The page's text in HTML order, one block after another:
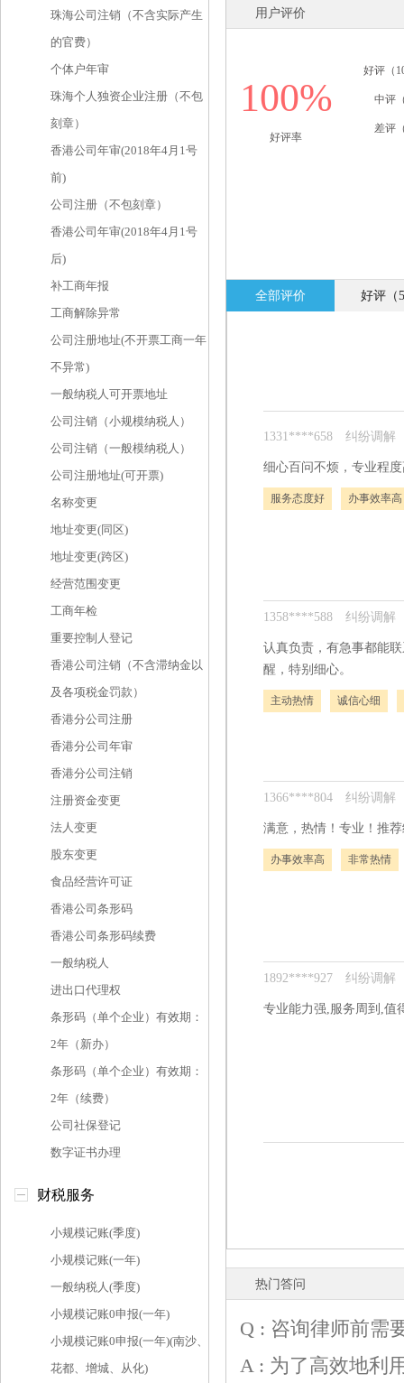
珠海公司注销（不含实际产生
的官费）
个体户年审
珠海个人独资企业注册（不包
刻章）
香港公司年审(2018年4月1号
前)
公司注册（不包刻章）
香港公司年审(2018年4月1号
后)
补工商年报
工商解除异常
公司注册地址(不开票工商一年
不异常)
一般纳税人可开票地址
公司注销（小规模纳税人）
公司注销（一般模纳税人）
公司注册地址(可开票)
名称变更
地址变更(同区)
地址变更(跨区)
经营范围变更
工商年检
重要控制人登记
香港公司注销（不含滞纳金以
及各项税金罚款）
香港分公司注册
香港分公司年审
香港分公司注销
注册资金变更
法人变更
股东变更
食品经营许可证
香港公司条形码
香港公司条形码续费
一般纳税人
进出口代理权
条形码（单个企业）有效期：
2年（新办）
条形码（单个企业）有效期：
2年（续费）
公司社保登记
数字证书办理
财税服务
小规模记账(季度)
小规模记账(一年)
一般纳税人(季度)
小规模记账0申报(一年)
小规模记账0申报(一年)(南沙、
花都、增城、从化)
用户评价
100%
好评率
好评（
中评
差评
全部评价 好评（
1331****658 纠纷调解
细心百问不烦，专业程
服务态度好 办事效率高
1358****588 纠纷调解
认真负责，有急事都能
醒，特别细心。
主动热情 诚信心细
1366****804 纠纷调解
满意，热情！专业！推
办事效率高 非常热情
1892****927 纠纷调解
专业能力强,服务周到,值
热门答问
Q : 咨询律师前需
A : 为了高效地利